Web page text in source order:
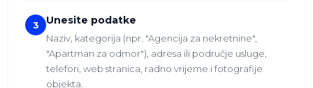
3 Unesite podatke
Naziv, kategorija (npr. "Agencija za nekretnine",
"Apartman za odmor"), adresa ili područje usluge,
telefon, web stranica, radno vrijeme i fotografije
objekta.